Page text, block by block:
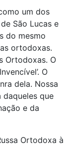
um dos
São Lucas e
do mesmo
ortodoxas.
Ortodoxas. O
O
dela. Nossa
daqueles que
e da
Ortodoxa à